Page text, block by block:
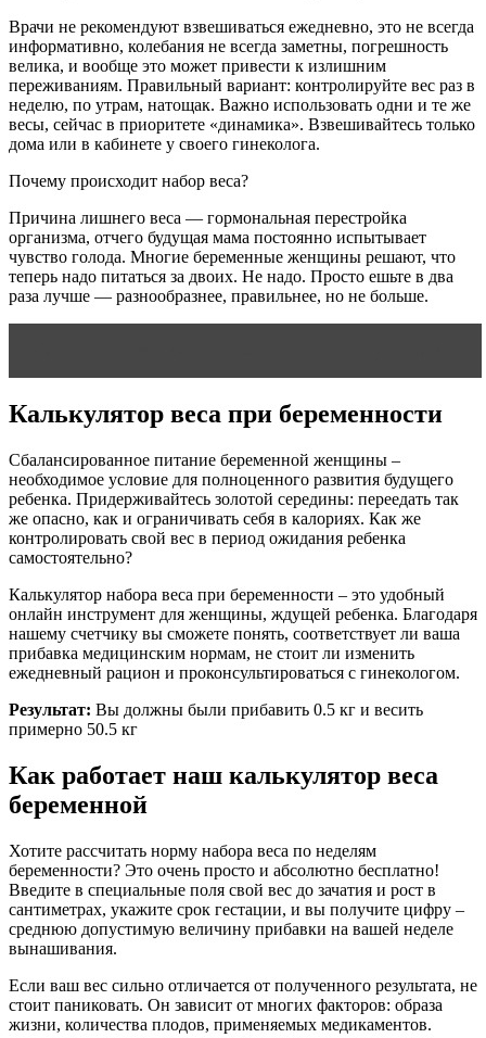
Врачи не рекомендуют взвешиваться ежедневно, это не всегда
информативно, колебания не всегда заметны, погрешность
велика, и вообще это может привести к излишним
переживаниям. Правильный вариант: контролируйте вес раз в
неделю, по утрам, натощак. Важно использовать одни и те же
весы, сейчас в приоритете «динамика». Взвешивайтесь только
дома или в кабинете у своего гинеколога.
Почему происходит набор веса?
Причина лишнего веса — гормональная перестройка
организма, отчего будущая мама постоянно испытывает
чувство голода. Многие беременные женщины решают, что
теперь надо питаться за двоих. Не надо. Просто ешьте в два
раза лучше — разнообразнее, правильнее, но не больше.
Калькулятор веса при беременности
Сбалансированное питание беременной женщины –
необходимое условие для полноценного развития будущего
ребенка. Придерживайтесь золотой середины: переедать так
же опасно, как и ограничивать себя в калориях. Как же
контролировать свой вес в период ожидания ребенка
самостоятельно?
Калькулятор набора веса при беременности – это удобный
онлайн инструмент для женщины, ждущей ребенка. Благодаря
нашему счетчику вы сможете понять, соответствует ли ваша
прибавка медицинским нормам, не стоит ли изменить
ежедневный рацион и проконсультироваться с гинекологом.
Результат: Вы должны были прибавить 0.5 кг и весить
примерно 50.5 кг
Как работает наш калькулятор веса
беременной
Хотите рассчитать норму набора веса по неделям
беременности? Это очень просто и абсолютно бесплатно!
Введите в специальные поля свой вес до зачатия и рост в
сантиметрах, укажите срок гестации, и вы получите цифру –
среднюю допустимую величину прибавки на вашей неделе
вынашивания.
Если ваш вес сильно отличается от полученного результата, не
стоит паниковать. Он зависит от многих факторов: образа
жизни, количества плодов, применяемых медикаментов.